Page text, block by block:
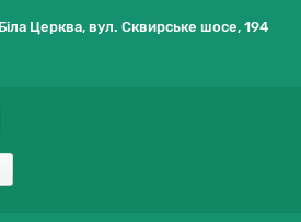
Церква, вул. Сквирське шосе, 194